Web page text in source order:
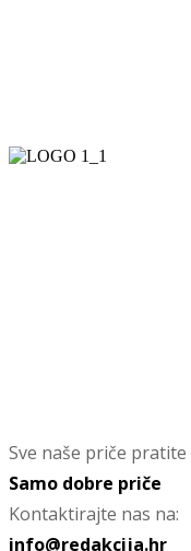
Sve naše priče
Samo dobre priče
Kontaktirajte nas na:
info@redakcija.hr